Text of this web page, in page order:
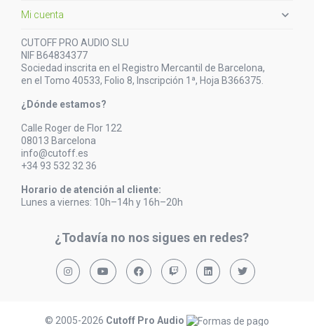
Mi cuenta 
CUTOFF PRO AUDIO SLU
NIF B64834377
Sociedad inscrita en el Registro Mercantil de Barcelona,
en el Tomo 40533, Folio 8, Inscripción 1ª, Hoja B366375.
¿Dónde estamos?
Calle Roger de Flor 122
08013 Barcelona
info@cutoff.es
+34 93 532 32 36
Horario de atención al cliente:
Lunes a viernes: 10h–14h y 16h–20h
¿Todavía no nos sigues en redes?
© 2005-2026 Cutoff Pro Audio